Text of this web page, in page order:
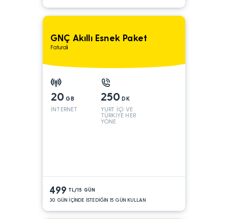
GNÇ Akıllı Esnek Paket
Faturalı
20 GB
İNTERNET
250 DK
YURT İÇİ VE
TÜRKİYE HER
YÖNE
499 TL/15 GÜN
30 GÜN İÇİNDE İSTEDİĞİN 15 GÜN KULLAN